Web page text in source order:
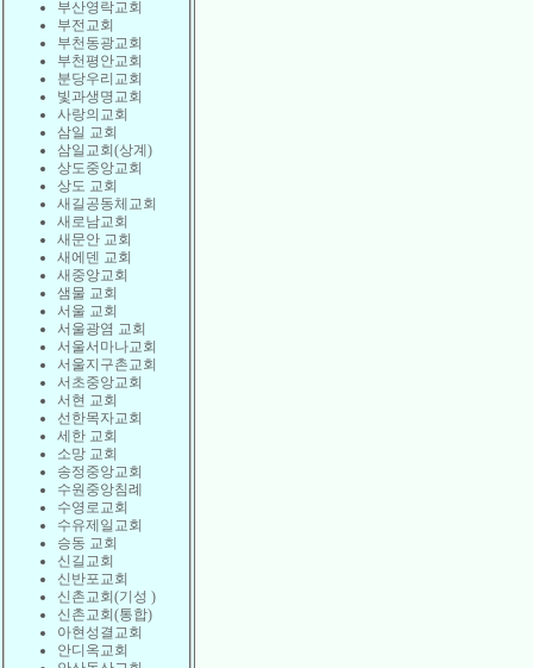
부산영락교회
부전교회
부천동광교회
부천평안교회
분당우리교회
빛과생명교회
사랑의교회
삼일 교회
삼일교회(상계)
상도중앙교회
상도 교회
새길공동체교회
새로남교회
새문안 교회
새에덴 교회
새중앙교회
샘물 교회
서울 교회
서울광염 교회
서울서마나교회
서울지구촌교회
서초중앙교회
서현 교회
선한목자교회
세한 교회
소망 교회
송정중앙교회
수원중앙침례
수영로교회
수유제일교회
승동 교회
신길교회
신반포교회
신촌교회(기성 )
신촌교회(통합)
아현성결교회
안디옥교회